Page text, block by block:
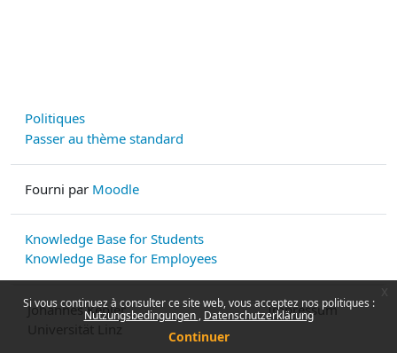
Si vous continuez à consulter ce site web, vous acceptez nos politiques :
Nutzungsbedingungen Datenschutzerklärung
Continuer
Politiques
Passer au thème standard
Fourni par Moodle
Knowledge Base for Students
Knowledge Base for Employees
Johannes Kepler
Impressum